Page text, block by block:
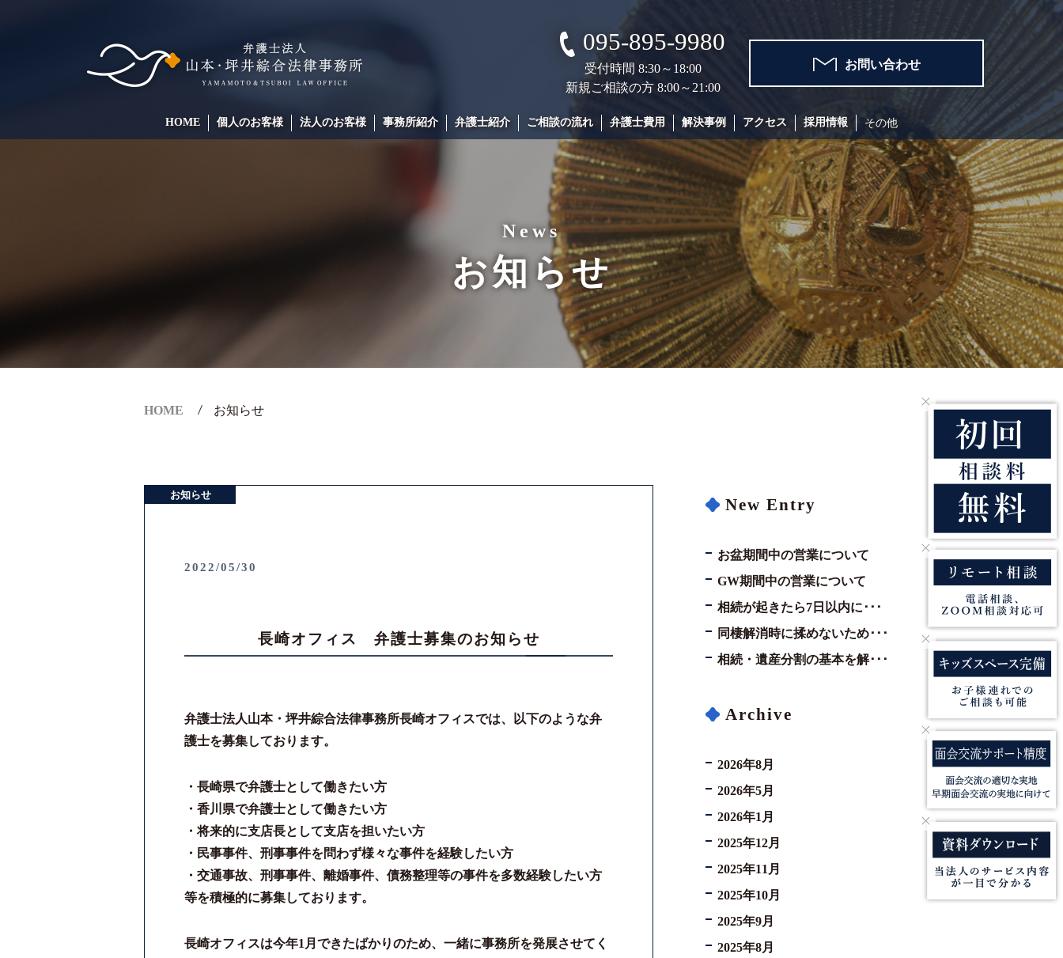
お問い合わせ
095-895-9980
受付時間 8:30～18:00
新規ご相談の方 8:00～21:00
HOME 個人のお客様 法人のお客様 事務所紹介 弁護士紹介 ご相談の流れ 弁護士費用 解決事例 アクセス 採用情報 その他
News
お知らせ
HOME お知らせ
お知らせ
2022/05/30
長崎オフィス 弁護士募集のお知らせ
弁護士法人山本・坪井綜合法律事務所長崎オフィスでは、以下のような弁
護士を募集しております。
・長崎県で弁護士として働きたい方
・香川県で弁護士として働きたい方
・将来的に支店長として支店を担いたい方
・民事事件、刑事事件を問わず様々な事件を経験したい方
・交通事故、刑事事件、離婚事件、債務整理等の事件を多数経験したい方
等を積極的に募集しております。
長崎オフィスは今年1月できたばかりのため、一緒に事務所を発展させてく
New Entry
お盆期間中の営業について
GW期間中の営業について
相続が起きたら7日以内に･･･
同棲解消時に揉めないため･･･
相続・遺産分割の基本を解･･･
Archive
2026年8月
2026年5月
2026年1月
2025年12月
2025年11月
2025年10月
2025年9月
2025年8月